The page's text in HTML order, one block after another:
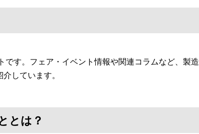
です。フェア・イベント情報や関連コラムなど、製造
しています。
とは？